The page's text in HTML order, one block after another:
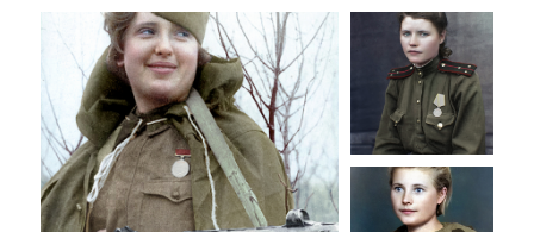
Дочери нашего народа сражались с врагом
наравне с мужчинами.